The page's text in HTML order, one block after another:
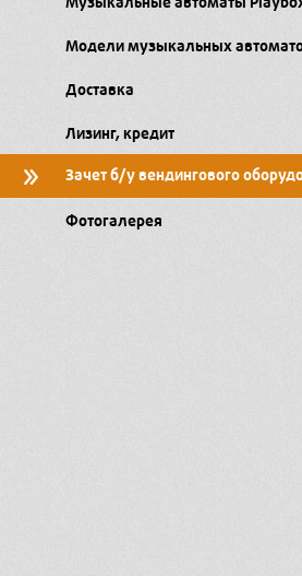
Модели музыкальных
Доставка
Лизинг, кредит
Зачет б/у вендингового
Фотогалерея